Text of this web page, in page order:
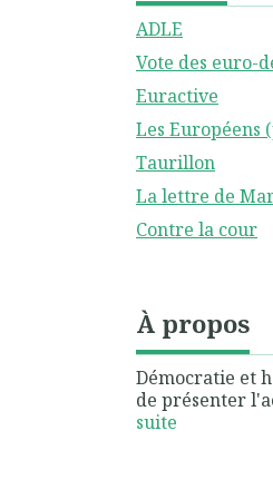
ADLE
Vote des euro-
Euractive
Les Européens
Taurillon
La lettre de
Contre la cour
À propos
Démocratie et
de présenter
suite